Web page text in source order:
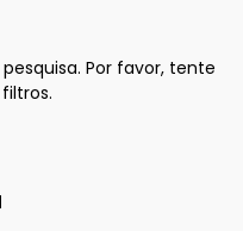
Por favor, tente